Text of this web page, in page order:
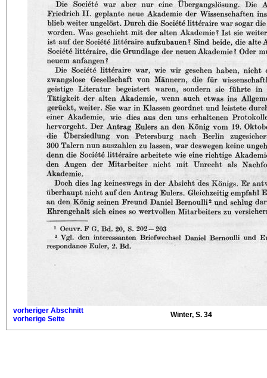
vorheriger Abschnitt
vorherige Seite
Winter, S. 34